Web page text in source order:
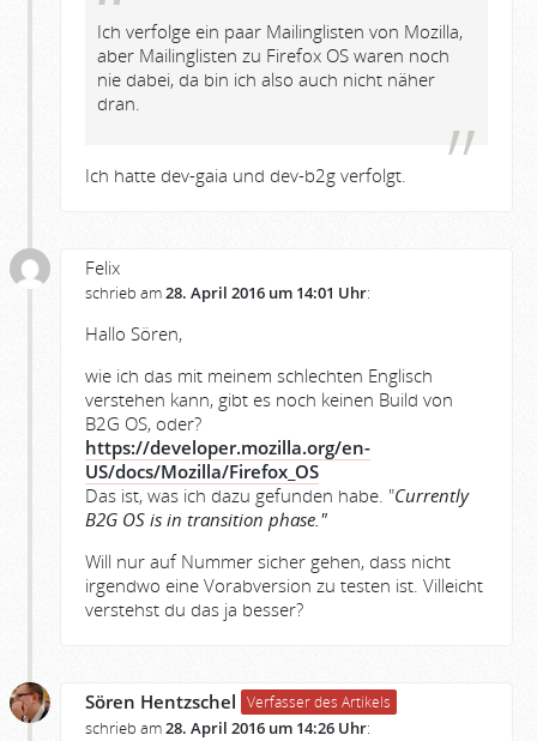
Ich verfolge ein paar Mailinglisten von Mozilla,
aber Mailinglisten zu Firefox OS waren noch
nie dabei, da bin ich also auch nicht näher
dran.
Ich hatte dev-gaia und dev-b2g verfolgt.
Felix
schrieb am28. April 2016 um 14:01 Uhr:
Hallo Sören,
wie ich das mit meinem schlechten Englisch
verstehen kann, gibt es noch keinen Build von
B2G OS, oder?
https://developer.mozilla.org/en-
US/docs/Mozilla/Firefox_OS
Das ist, was ich dazu gefunden habe. "Currently
B2G OS is in transition phase."
Will nur auf Nummer sicher gehen, dass nicht
irgendwo eine Vorabversion zu testen ist. Villeicht
verstehst du das ja besser?
Sören Hentzschel Verfasser des Artikels
schrieb am28. April 2016 um 14:26 Uhr: